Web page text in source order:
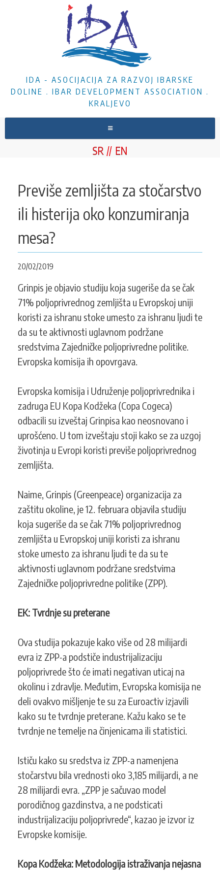
IDA - ASOCIJACIJA ZA RAZVOJ IBARSKE
DOLINE . IBAR DEVELOPMENT ASSOCIATION .
KRALJEVO
PROJEKTI
DOKUMENTA
KONTAKT
FORM
SR EN
Previše zemljišta za stočarstvo
ili histerija oko konzumiranja
mesa?
20/02/2019
Grinpis je objavio studiju koja sugeriše da se čak
71% poljoprivrednog zemljišta u Evropskoj uniji
koristi za ishranu stoke umesto za ishranu ljudi te
da su te aktivnosti uglavnom podržane
sredstvima Zajedničke poljoprivredne politike.
Evropska komisija ih opovrgava.
Evropska komisija i Udruženje poljoprivrednika i
zadruga EU Kopa Kodžeka (Copa Cogeca)
odbacili su izveštaj Grinpisa kao neosnovano i
uprošćeno. U tom izveštaju stoji kako se za uzgoj
životinja u Evropi koristi previše poljoprivrednog
zemljišta.
Naime, Grinpis (Greenpeace) organizacija za
zaštitu okoline, je 12. februara objavila studiju
koja sugeriše da se čak 71% poljoprivrednog
zemljišta u Evropskoj uniji koristi za ishranu
stoke umesto za ishranu ljudi te da su te
aktivnosti uglavnom podržane sredstvima
Zajedničke poljoprivredne politike (ZPP).
EK: Tvrdnje su preterane
Ova studija pokazuje kako više od 28 milijardi
evra iz ZPP-a podstiče industrijalizaciju
poljoprivrede što će imati negativan uticaj na
okolinu i zdravlje. Međutim, Evropska komisija ne
deli ovakvo mišljenje te su za Euroactiv izjavili
kako su te tvrdnje preterane. Kažu kako se te
tvrdnje ne temelje na činjenicama ili statistici.
Ističu kako su sredstva iz ZPP-a namenjena
stočarstvu bila vrednosti oko 3,185 milijardi, a ne
28 milijardi evra. „ZPP je sačuvao model
porodičnog gazdinstva, a ne podsticati
industrijalizaciju poljoprivrede“, kazao je izvor iz
Evropske komisije.
Kopa Kodžeka: Metodologija istraživanja nejasna